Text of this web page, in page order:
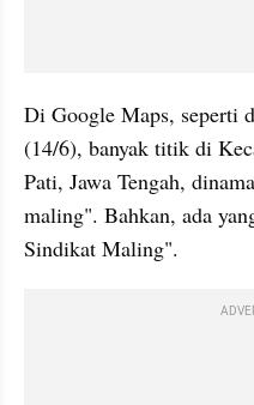
Di Google Maps, seperti
(14/6), banyak titik di
Pati, Jawa Tengah,
maling". Bahkan, ada
Sindikat Maling".